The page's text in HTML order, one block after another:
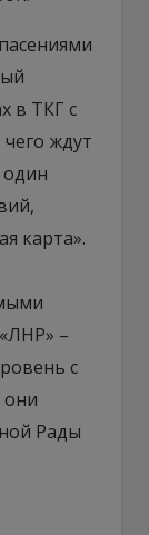
в ТКГ с
ждут
один
карта».
–
с
они
Рады